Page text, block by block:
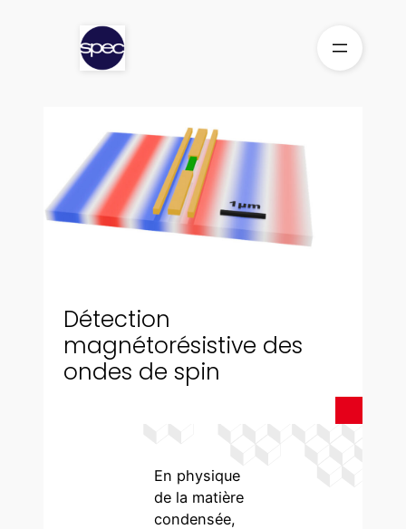
Détection
magnétorésistive des
ondes de spin
En physique
de la matière
condensée,